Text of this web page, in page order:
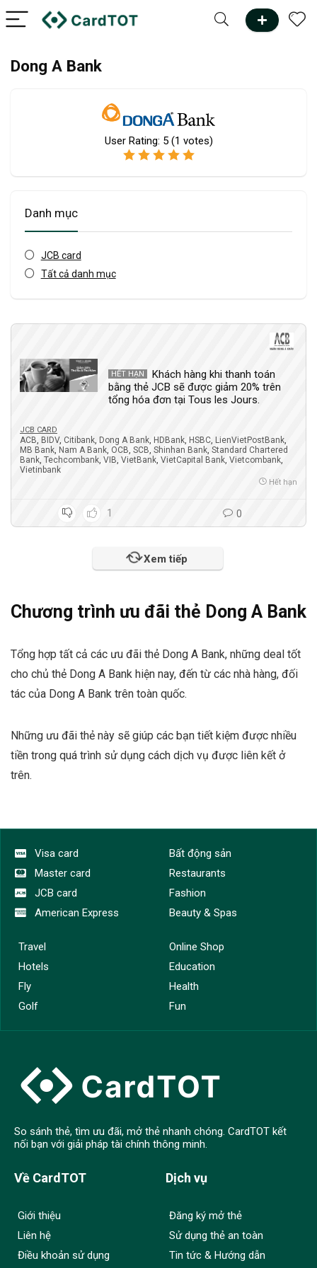
Dong A Bank
User Rating: 5 (1 votes)
Danh mục
JCB card
Tất cả danh mục
HẾT HẠN
Khách hàng khi thanh toán
bằng thẻ JCB sẽ được giảm 20% trên
tổng hóa đơn tại Tous les Jours.
JCB CARD
ACB, BIDV, Citibank, Dong A Bank, HDBank, HSBC, LienVietPostBank,
MB Bank, Nam A Bank, OCB, SCB, Shinhan Bank, Standard Chartered
Bank, Techcombank, VIB, VietBank, VietCapital Bank, Vietcombank,
Vietinbank
Hết hạn
1 0
Xem tiếp
Chương trình ưu đãi thẻ Dong A Bank
Tổng hợp tất cả các ưu đãi thẻ Dong A Bank, những deal tốt
cho chủ thẻ Dong A Bank hiện nay, đến từ các nhà hàng, đối
tác của Dong A Bank trên toàn quốc.
Những ưu đãi thẻ này sẽ giúp các bạn tiết kiệm được nhiều
tiền trong quá trình sử dụng cách dịch vụ được liên kết ở
trên.
Visa card
Master card
JCB card
American Express
Bất động sản
Restaurants
Fashion
Beauty & Spas
Travel
Hotels
Fly
Golf
Online Shop
Education
Health
Fun
So sánh thẻ, tìm ưu đãi, mở thẻ nhanh chóng. CardTOT kết
nối bạn với giải pháp tài chính thông minh.
Về CardTOT
Giới thiệu
Liên hệ
Điều khoản sử dụng
Dịch vụ
Đăng ký mở thẻ
Sử dụng thẻ an toàn
Tin tức & Hướng dẫn